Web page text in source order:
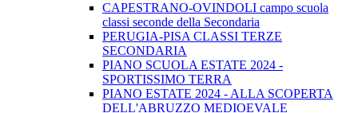
CAPESTRANO-OVINDOLI campo scuola
classi seconde della Secondaria
PERUGIA-PISA CLASSI TERZE
SECONDARIA
PIANO SCUOLA ESTATE 2024 -
SPORTISSIMO TERRA
PIANO ESTATE 2024 - ALLA SCOPERTA
DELL'ABRUZZO MEDIOEVALE